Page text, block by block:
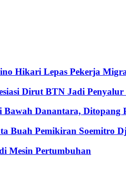
Hikari Lepas Pekerja
Dirut BTN Jadi
Danantara, Ditopang
Buah Pemikiran Soemitro
Mesin Pertumbuhan